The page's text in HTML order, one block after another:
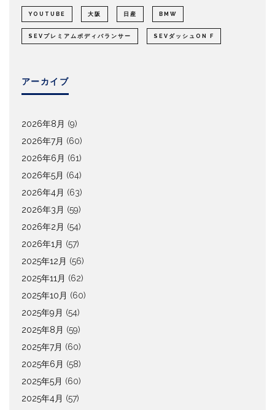
YOUTUBE 大阪 日産 BMW
SEVプレミアムボディバランサー SEVダッシュON F
アーカイブ
2026年8月 (9)
2026年7月 (60)
2026年6月 (61)
2026年5月 (64)
2026年4月 (63)
2026年3月 (59)
2026年2月 (54)
2026年1月 (57)
2025年12月 (56)
2025年11月 (62)
2025年10月 (60)
2025年9月 (54)
2025年8月 (59)
2025年7月 (60)
2025年6月 (58)
2025年5月 (60)
2025年4月 (57)